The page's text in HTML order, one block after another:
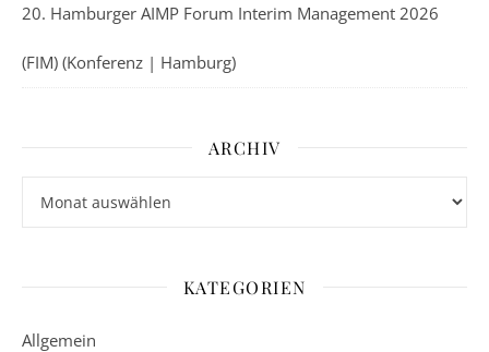
20. Hamburger AIMP Forum Interim Management 2026
(FIM) (Konferenz | Hamburg)
ARCHIV
KATEGORIEN
Allgemein